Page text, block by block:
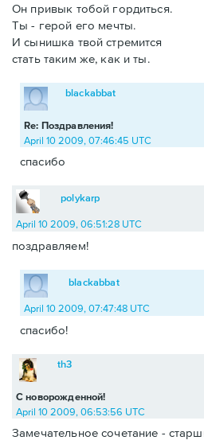
Он привык тобой гордиться.
Ты - герой его мечты.
И сынишка твой стремится
стать таким же, как и ты.
Re: Поздравления!
blackabbat
April 10 2009, 07:46:45 UTC
спасибо
polykarp
April 10 2009, 06:51:28 UTC
поздравляем!
blackabbat
April 10 2009, 07:47:48 UTC
спасибо!
С новорожденной!
th3
April 10 2009, 06:53:56 UTC
Замечательное сочетание -